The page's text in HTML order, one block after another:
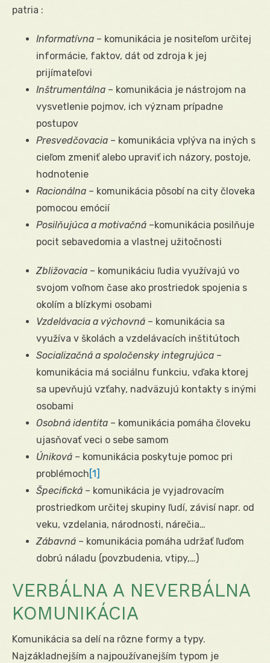
patria :
Informatívna – komunikácia je nositeľom určitej
informácie, faktov, dát od zdroja k jej
prijímateľovi
Inštrumentálna – komunikácia je nástrojom na
vysvetlenie pojmov, ich význam prípadne
postupov
Presvedčovacia – komunikácia vplýva na iných s
cieľom zmeniť alebo upraviť ich názory, postoje,
hodnotenie
Racionálna – komunikácia pôsobí na city človeka
pomocou emócií
Posilňujúca a motivačná –komunikácia posilňuje
pocit sebavedomia a vlastnej užitočnosti
Zbližovacia – komunikáciu ľudia využívajú vo
svojom voľnom čase ako prostriedok spojenia s
okolím a blízkymi osobami
Vzdelávacia a výchovná – komunikácia sa
využíva v školách a vzdelávacích inštitútoch
Socializačná a spoločensky integrujúca –
komunikácia má sociálnu funkciu, vďaka ktorej
sa upevňujú vzťahy, nadväzujú kontakty s inými
osobami
Osobná identita – komunikácia pomáha človeku
ujasňovať veci o sebe samom
Úniková – komunikácia poskytuje pomoc pri
problémoch [1]
Špecifická – komunikácia je vyjadrovacím
prostriedkom určitej skupiny ľudí, závisí napr. od
veku, vzdelania, národnosti, nárečia…
Zábavná – komunikácia pomáha udržať ľuďom
dobrú náladu (povzbudenia, vtipy,…)
VERBÁLNA A NEVERBÁLNA
KOMUNIKÁCIA
Komunikácia sa delí na rôzne formy a typy.
Najzákladnejším a najpoužívanejším typom je